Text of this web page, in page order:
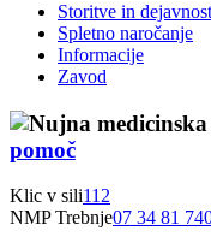
Storitve in
Spletno naročanje
Informacije
Zavod
pomoč
Klic v sili112
NMP Trebnje07 34 81